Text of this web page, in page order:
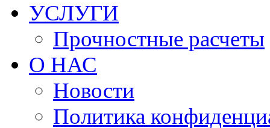
УСЛУГИ
Прочностные расчеты
О НАС
Новости
Политика